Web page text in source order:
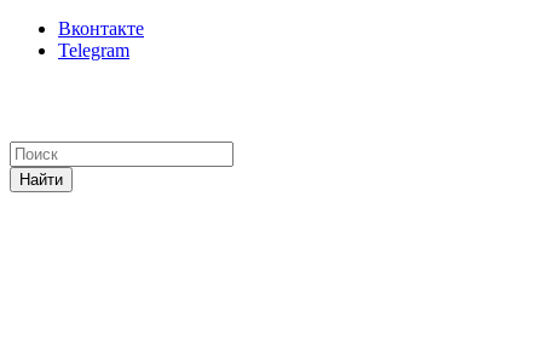
Вконтакте
Telegram
Найти